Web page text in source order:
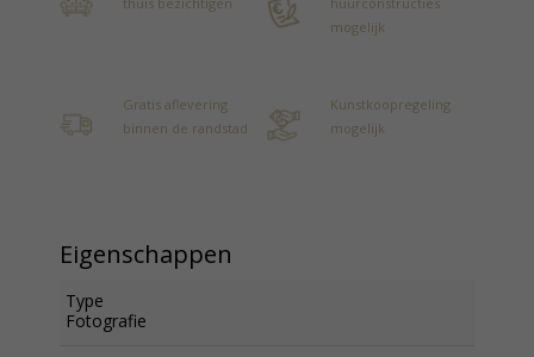
mogelijk
Gratis aflevering
binnen de randstad
Kunstkoopregeling
mogelijk
Eigenschappen
Type
Fotografie